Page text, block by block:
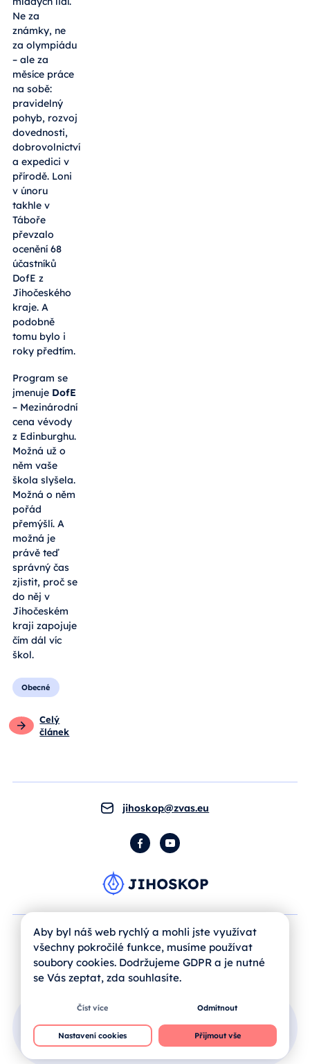
Ne za
známky, ne
za olympiádu
– ale za
měsíce práce
na sobě:
pravidelný
pohyb, rozvoj
dovednosti,
dobrovolnictví
a expedici v
přírodě. Loni
v únoru
takhle v
Táboře
převzalo
ocenění 68
účastníků
DofE z
Jihočeského
kraje. A
podobně
tomu bylo i
roky předtím.
Program se
jmenuje DofE
– Mezinárodní
cena vévody
z Edinburghu.
Možná už o
něm vaše
škola slyšela.
Možná o něm
pořád
přemýšlí. A
možná je
právě teď
správný čas
zjistit, proč se
do něj v
Jihočeském
kraji zapojuje
čím dál víc
škol.
Obecné
Celý
článek
jihoskop@zvas.eu
FacebookYouTube
Přihlášení uživatele
Jak se registrovat?
Aby byl náš web rychlý a mohli jste využívat
všechny pokročilé funkce, musíme používat
soubory cookies. Dodržujeme GDPR a je nutné
se Vás zeptat, zda souhlasíte.
Číst více Odmítnout
Nastavení cookies Přijmout vše